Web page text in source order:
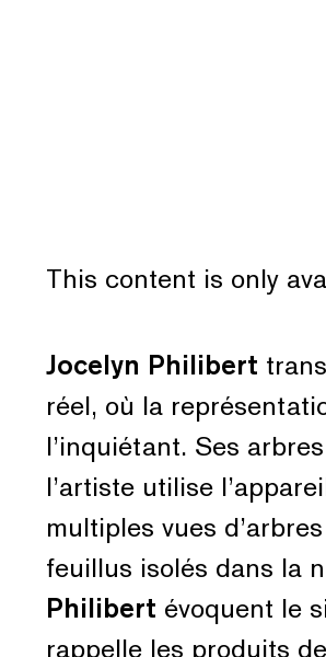
This content is only
Jocelyn Philibert
réel, où la
l’inquiétant. Ses
l’artiste utilise
multiples vues
feuillus isolés dans la
Philibert évoquent le
rappelle les produits